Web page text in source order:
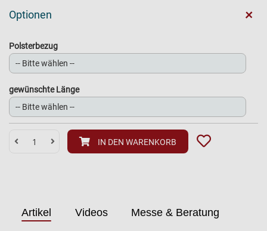
Optionen +
Polsterbezug
gewünschte Länge
IN DEN WARENKORB
Artikel Videos Messe & Beratung